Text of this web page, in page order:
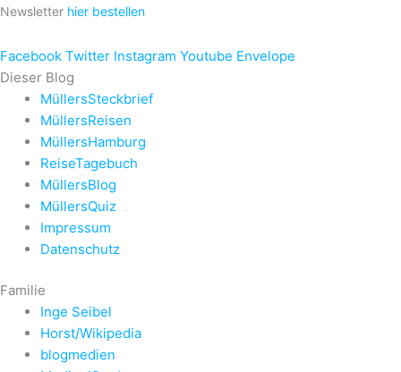
Newsletter hier bestellen
Facebook Twitter Instagram Youtube Envelope
Dieser Blog
MüllersSteckbrief
MüllersReisen
MüllersHamburg
ReiseTagebuch
MüllersBlog
MüllersQuiz
Impressum
Datenschutz
Familie
Inge Seibel
Horst/Wikipedia
blogmedien